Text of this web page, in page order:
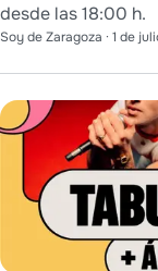
desde las 18:00 h.
Soy de Zaragoza · 1 de